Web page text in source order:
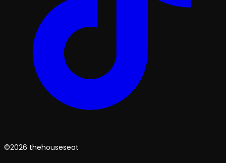
©2026 thehouseseat